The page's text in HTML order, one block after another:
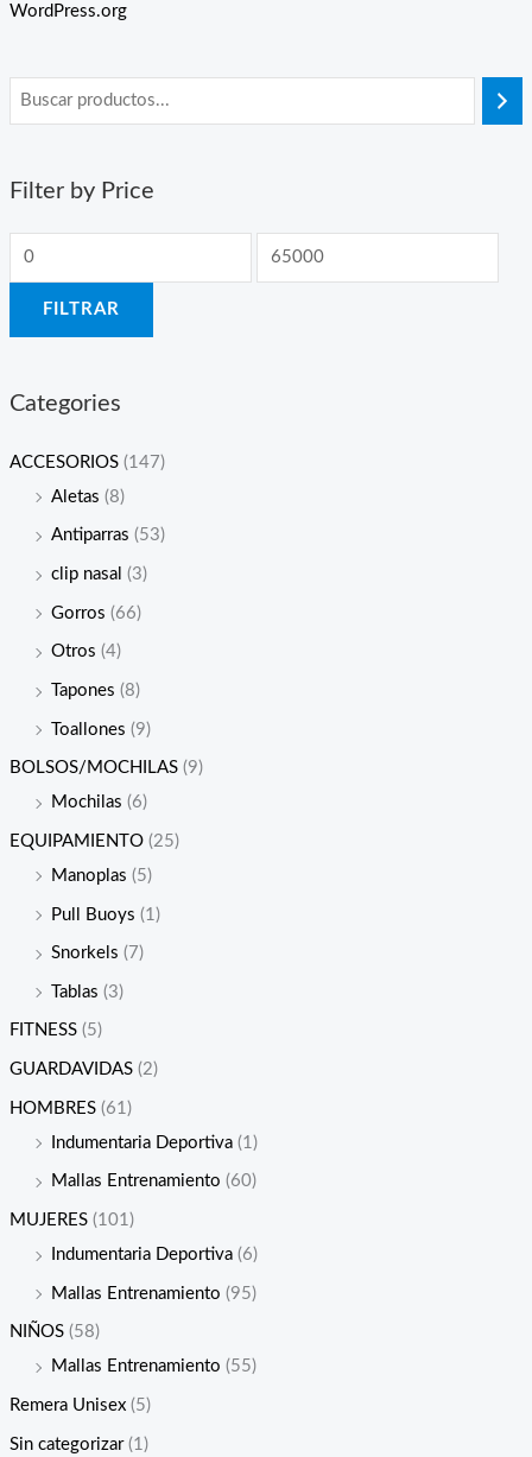
WordPress.org
Filter by Price
FILTRAR
Categories
ACCESORIOS (147)
Aletas (8)
Antiparras (53)
clip nasal (3)
Gorros (66)
Otros (4)
Tapones (8)
Toallones (9)
BOLSOS/MOCHILAS (9)
Mochilas (6)
EQUIPAMIENTO (25)
Manoplas (5)
Pull Buoys (1)
Snorkels (7)
Tablas (3)
FITNESS (5)
GUARDAVIDAS (2)
HOMBRES (61)
Indumentaria Deportiva (1)
Mallas Entrenamiento (60)
MUJERES (101)
Indumentaria Deportiva (6)
Mallas Entrenamiento (95)
NIÑOS (58)
Mallas Entrenamiento (55)
Remera Unisex (5)
Sin categorizar (1)